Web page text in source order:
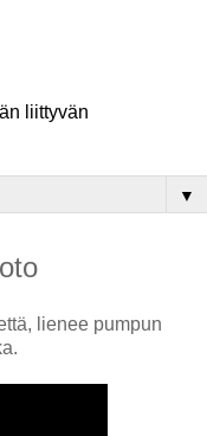
liittyvän
▼
lienee pumpun